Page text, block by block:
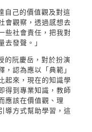
自己的價值觀及對這
會觀察，透過感想去
些社會責任，把我對
發聲。」
的阮慶岳，對於扮演
認為應以「典範」
起來，現在的知識學
得到專業知識，教師
應該在價值觀、理
導方式幫助學習，這